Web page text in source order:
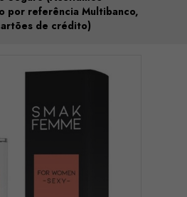
por referência Multibanco,
de crédito)